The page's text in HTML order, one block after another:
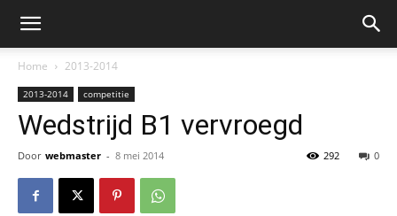
Home 2013-2014
2013-2014 competitie
Wedstrijd B1 vervroegd
Door webmaster - 8 mei 2014 0
292